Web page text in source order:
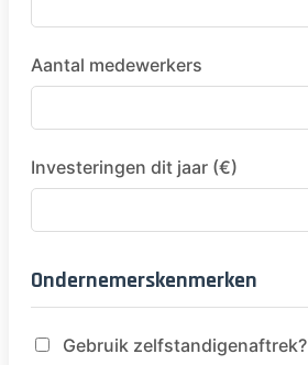
Aantal medewerkers
Investeringen dit jaar (€)
Ondernemerskenmerken
Gebruik zelfstandigenaftrek?